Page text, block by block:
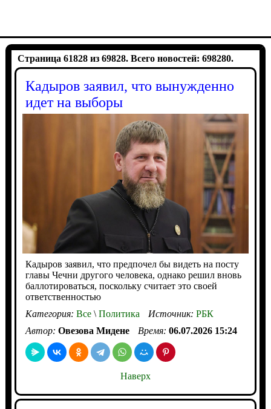
Страница 61828 из 69828. Всего новостей: 698280.
Кадыров заявил, что вынужденно
идет на выборы
Кадыров заявил, что предпочел бы видеть на посту
главы Чечни другого человека, однако решил вновь
баллотироваться, поскольку считает это своей
ответственностью
Категория: Все\Политика Источник: РБК
Автор: Овезова Мидене Время: 06.07.2026 15:24
Наверх